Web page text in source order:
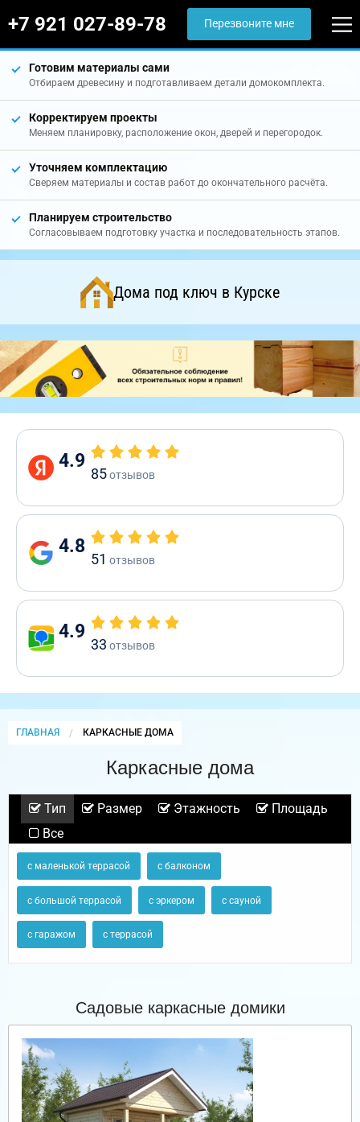
+7 921 027-89-78 Перезвоните мне
Готовим материалы сами
Отбираем древесину и подготавливаем детали домокомплекта.
Корректируем проекты
Меняем планировку, расположение окон, дверей и перегородок.
Уточняем комплектацию
Сверяем материалы и состав работ до окончательного расчёта.
Планируем строительство
Согласовываем подготовку участка и последовательность этапов.
Дома под ключ в Курске
4.9
85отзывов
4.8
51 отзывов
4.9
33 отзывов
ГЛАВНАЯ CURRENT:
КАРКАСНЫЕ ДОМА
Каркасные дома
Тип Размер Этажность
Площадь
Все
с маленькой террасой с балконом
с большой террасой с эркером с сауной
с гаражом с террасой
Садовые каркасные домики